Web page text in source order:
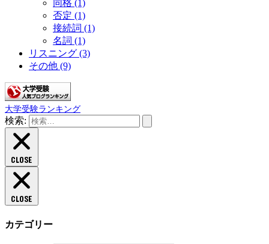
同格 (1)
否定 (1)
接続詞 (1)
名詞 (1)
リスニング (3)
その他 (9)
大学受験ランキング
検索:
CLOSE
CLOSE
カテゴリー